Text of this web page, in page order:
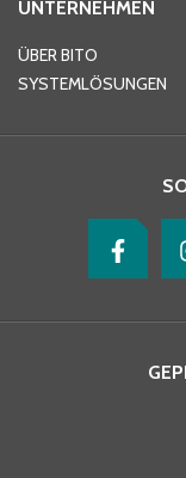
UNTERNEHMEN
ÜBER BITO
SYSTEMLÖSUNGEN